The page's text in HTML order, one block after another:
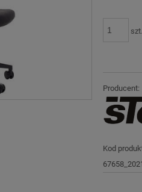
szt.
Producent:
Kod